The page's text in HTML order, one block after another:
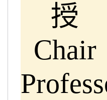
授
Chair